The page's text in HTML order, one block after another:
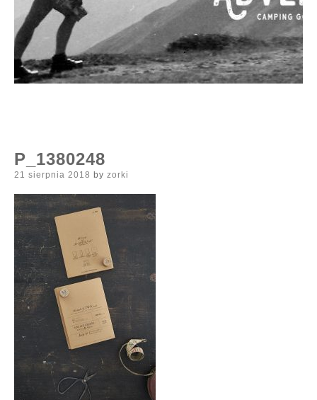
P_1380248
Posted
21 sierpnia 2018 by zorki